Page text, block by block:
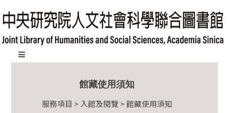
跳
到
主
內
館藏使用須知
服務項目 > 入館及閱覽 > 館藏使用須知